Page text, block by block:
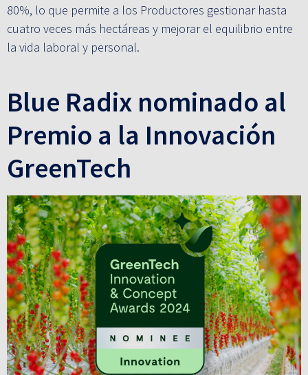
80%, lo que permite a los Productores gestionar hasta
cuatro veces más hectáreas y mejorar el equilibrio entre
la vida laboral y personal.
Blue Radix nominado al
Premio a la Innovación
GreenTech